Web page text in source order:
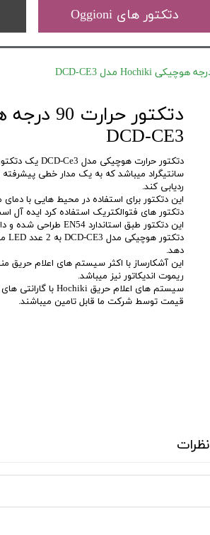
دتکتور های Oggioni
DCD-CE3
سانتیگراد میباشد که به یک مدار خطی
ردیابی کند.
این دتکتور برای استفاده در محیط هایی با
دتکتور های فتوالکتریک استفاده کرد ایده آل
این دتکتور طبق استاندارد EN54 طراحی شده و دارای تائیدیه LPCB انگلستان میباشد.
دهد.
این آشکارساز با اکثر سیستم های اعلام حریق
ریموت اندیکاتور نیز میباشد.
قیمت توسط شرکت ما قابل تامین میباشند.
نظرات